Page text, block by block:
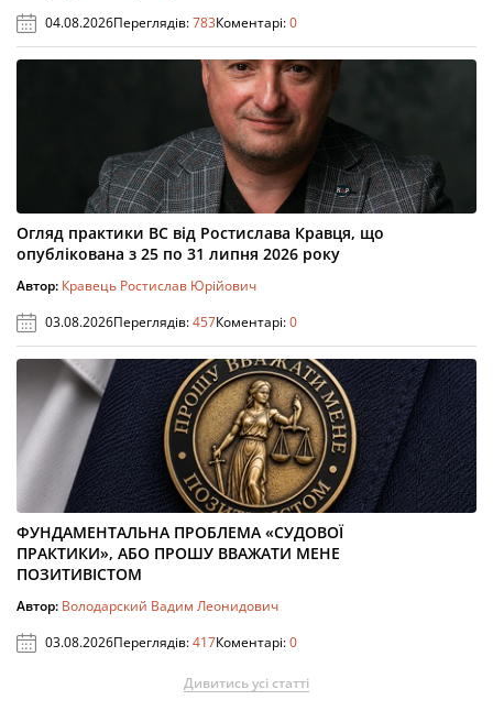
04.08.2026Переглядів:783Коментарі:0
Огляд практики ВС від Ростислава Кравця, що
опублікована з 25 по 31 липня 2026 року
Автор: Кравець Ростислав Юрійович
03.08.2026Переглядів:457Коментарі:0
ФУНДАМЕНТАЛЬНА ПРОБЛЕМА «СУДОВОЇ
ПРАКТИКИ», АБО ПРОШУ ВВАЖАТИ МЕНЕ
ПОЗИТИВІСТОМ
Автор: Володарский Вадим Леонидович
03.08.2026Переглядів:417Коментарі:0
Дивитись усі статті